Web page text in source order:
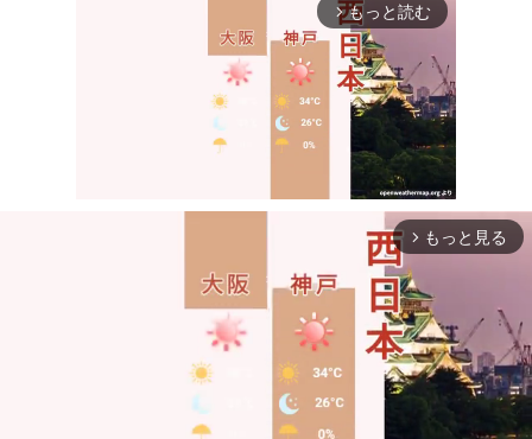
arrow_forward_ios もっと読む
Mute
arrow_forward_ios もっと見る